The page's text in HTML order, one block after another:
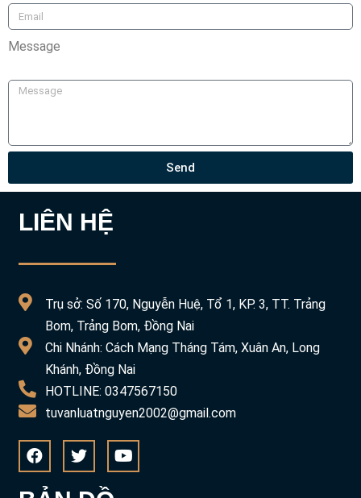
Message
Send
LIÊN HỆ
Trụ sở: Số 170, Nguyễn Huệ, Tổ 1, KP. 3, TT. Trảng
Bom, Trảng Bom, Đồng Nai
Chi Nhánh: Cách Mạng Tháng Tám, Xuân An, Long
Khánh, Đồng Nai
HOTLINE: 0347567150
tuvanluatnguyen2002@gmail.com